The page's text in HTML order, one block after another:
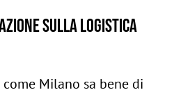
sulla logistica
Milano sa bene di